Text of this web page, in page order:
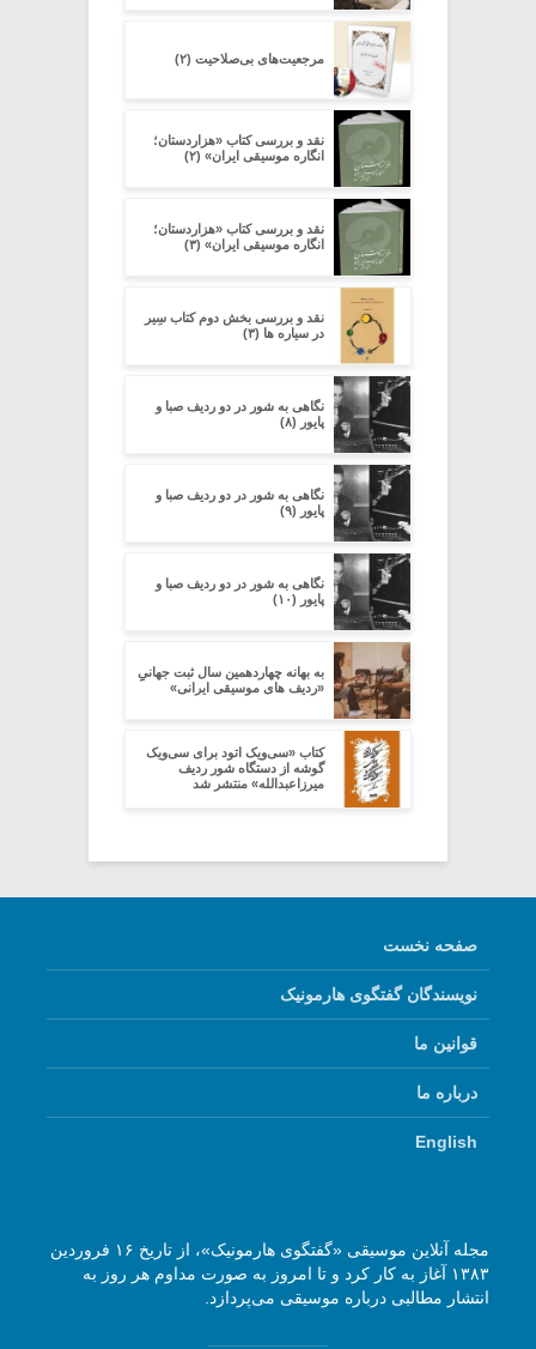
مرجعیت‌های بی‌صلاحیت (۲)
نقد و بررسی کتاب «هزاردستان؛
انگاره موسیقی ایران» (۲)
نقد و بررسی کتاب «هزاردستان؛
انگاره موسیقی ایران» (۳)
نقد و بررسی بخش دوم کتاب سِیر
در سیاره ­ها (۳)
نگاهی به شور در دو ردیف صبا و
پایور (۸)
نگاهی به شور در دو ردیف صبا و
پایور (۹)
نگاهی به شور در دو ردیف صبا و
پایور (۱۰)
به بهانه چهاردهمین سال ثبت جهانیِِ
«ردیف های موسیقی ایرانی»
کتاب «سی‌ویک اتود برای سی‌ویک
گوشه از دستگاه شور ردیف
میرزاعبدالله» منتشر شد
صفحه نخست
نویسندگان گفتگوی هارمونیک
قوانین ما
درباره ما
English
مجله آنلاین موسیقی «گفتگوی هارمونیک»، از تاریخ ۱۶ فروردین
۱۳۸۳ آغاز به کار کرد و تا امروز به صورت مداوم هر روز به
انتشار مطالبی درباره موسیقی می‌پردازد.